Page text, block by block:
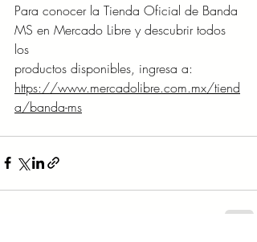
Para conocer la Tienda Oficial de Banda
MS en Mercado Libre y descubrir todos
los
productos disponibles, ingresa a:
https://www.mercadolibre.com.mx/tiend
a/banda-ms